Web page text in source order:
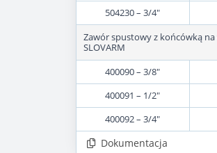
504230 – 3/4″
Zawór spustowy z końcówką na
SLOVARM
400090 – 3/8″
400091 – 1/2″
400092 – 3/4″
Dokumentacja